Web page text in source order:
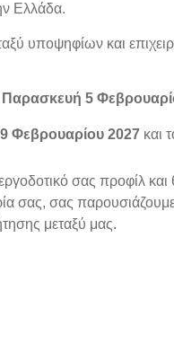
Ελλάδα.
υποψηφίων και
Παρασκευή 5
Φεβρουαρίου 2027 και
σας προφίλ και
σας, σας
μεταξύ μας.